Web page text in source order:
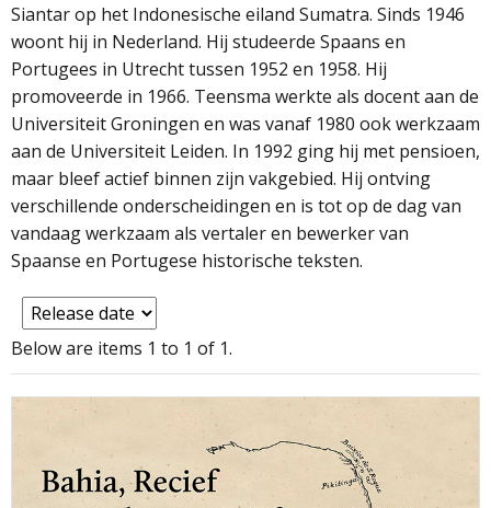
Siantar op het Indonesische eiland Sumatra. Sinds 1946
woont hij in Nederland. Hij studeerde Spaans en
Portugees in Utrecht tussen 1952 en 1958. Hij
promoveerde in 1966. Teensma werkte als docent aan de
Universiteit Groningen en was vanaf 1980 ook werkzaam
aan de Universiteit Leiden. In 1992 ging hij met pensioen,
maar bleef actief binnen zijn vakgebied. Hij ontving
verschillende onderscheidingen en is tot op de dag van
vandaag werkzaam als vertaler en bewerker van
Spaanse en Portugese historische teksten.
Below are items 1 to 1 of 1.